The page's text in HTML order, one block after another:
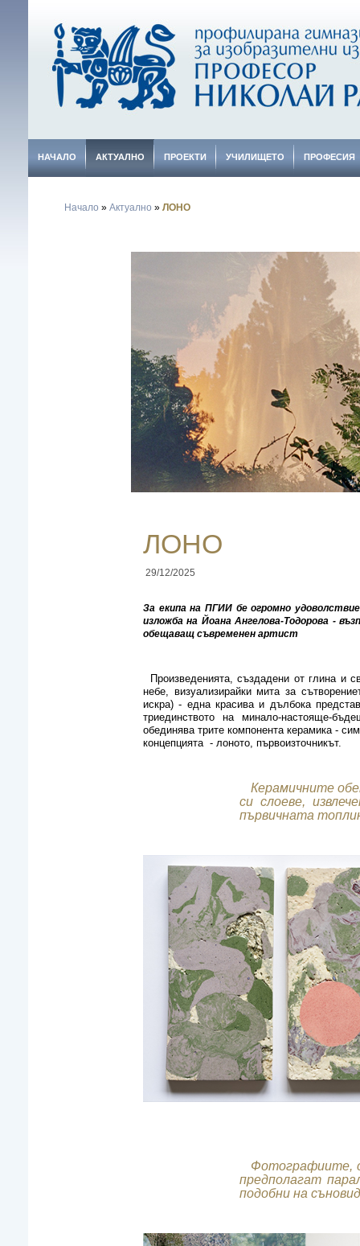
НАЧАЛО АКТУАЛНО ПРОЕКТИ УЧИЛИЩЕТО ПРОФЕСИЯ
Начало » Актуално » ЛОНО
ЛОНО
29/12/2025
За екипа на ПГИИ бе огромно
изложба на Йоана Ангелова-Тодорова -
обещаващ съвременен артист
Произведенията, създадени от глина и
небе, визуализирайки мита за
искра) - една красива и дълбока
триединството на минало-настояще-
обединява трите компонента керамика -
концепцията - лоното, първоизточникът.
Керамичните
си слоеве,
първичната
Фотографиите,
предполагат
подобни на